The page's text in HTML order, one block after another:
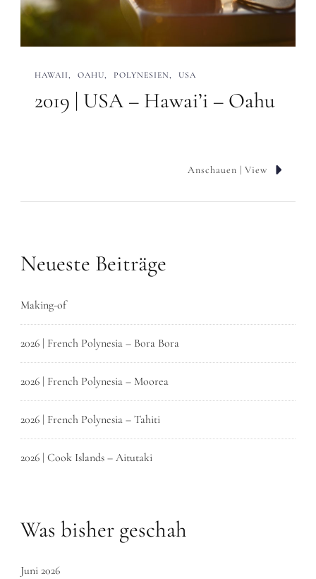
HAWAII OAHU POLYNESIEN USA
2019 | USA – Hawai’i – Oahu
Anschauen | View
Neueste Beiträge
Making-of
2026 | French Polynesia – Bora Bora
2026 | French Polynesia – Moorea
2026 | French Polynesia – Tahiti
2026 | Cook Islands – Aitutaki
Was bisher geschah
Juni 2026